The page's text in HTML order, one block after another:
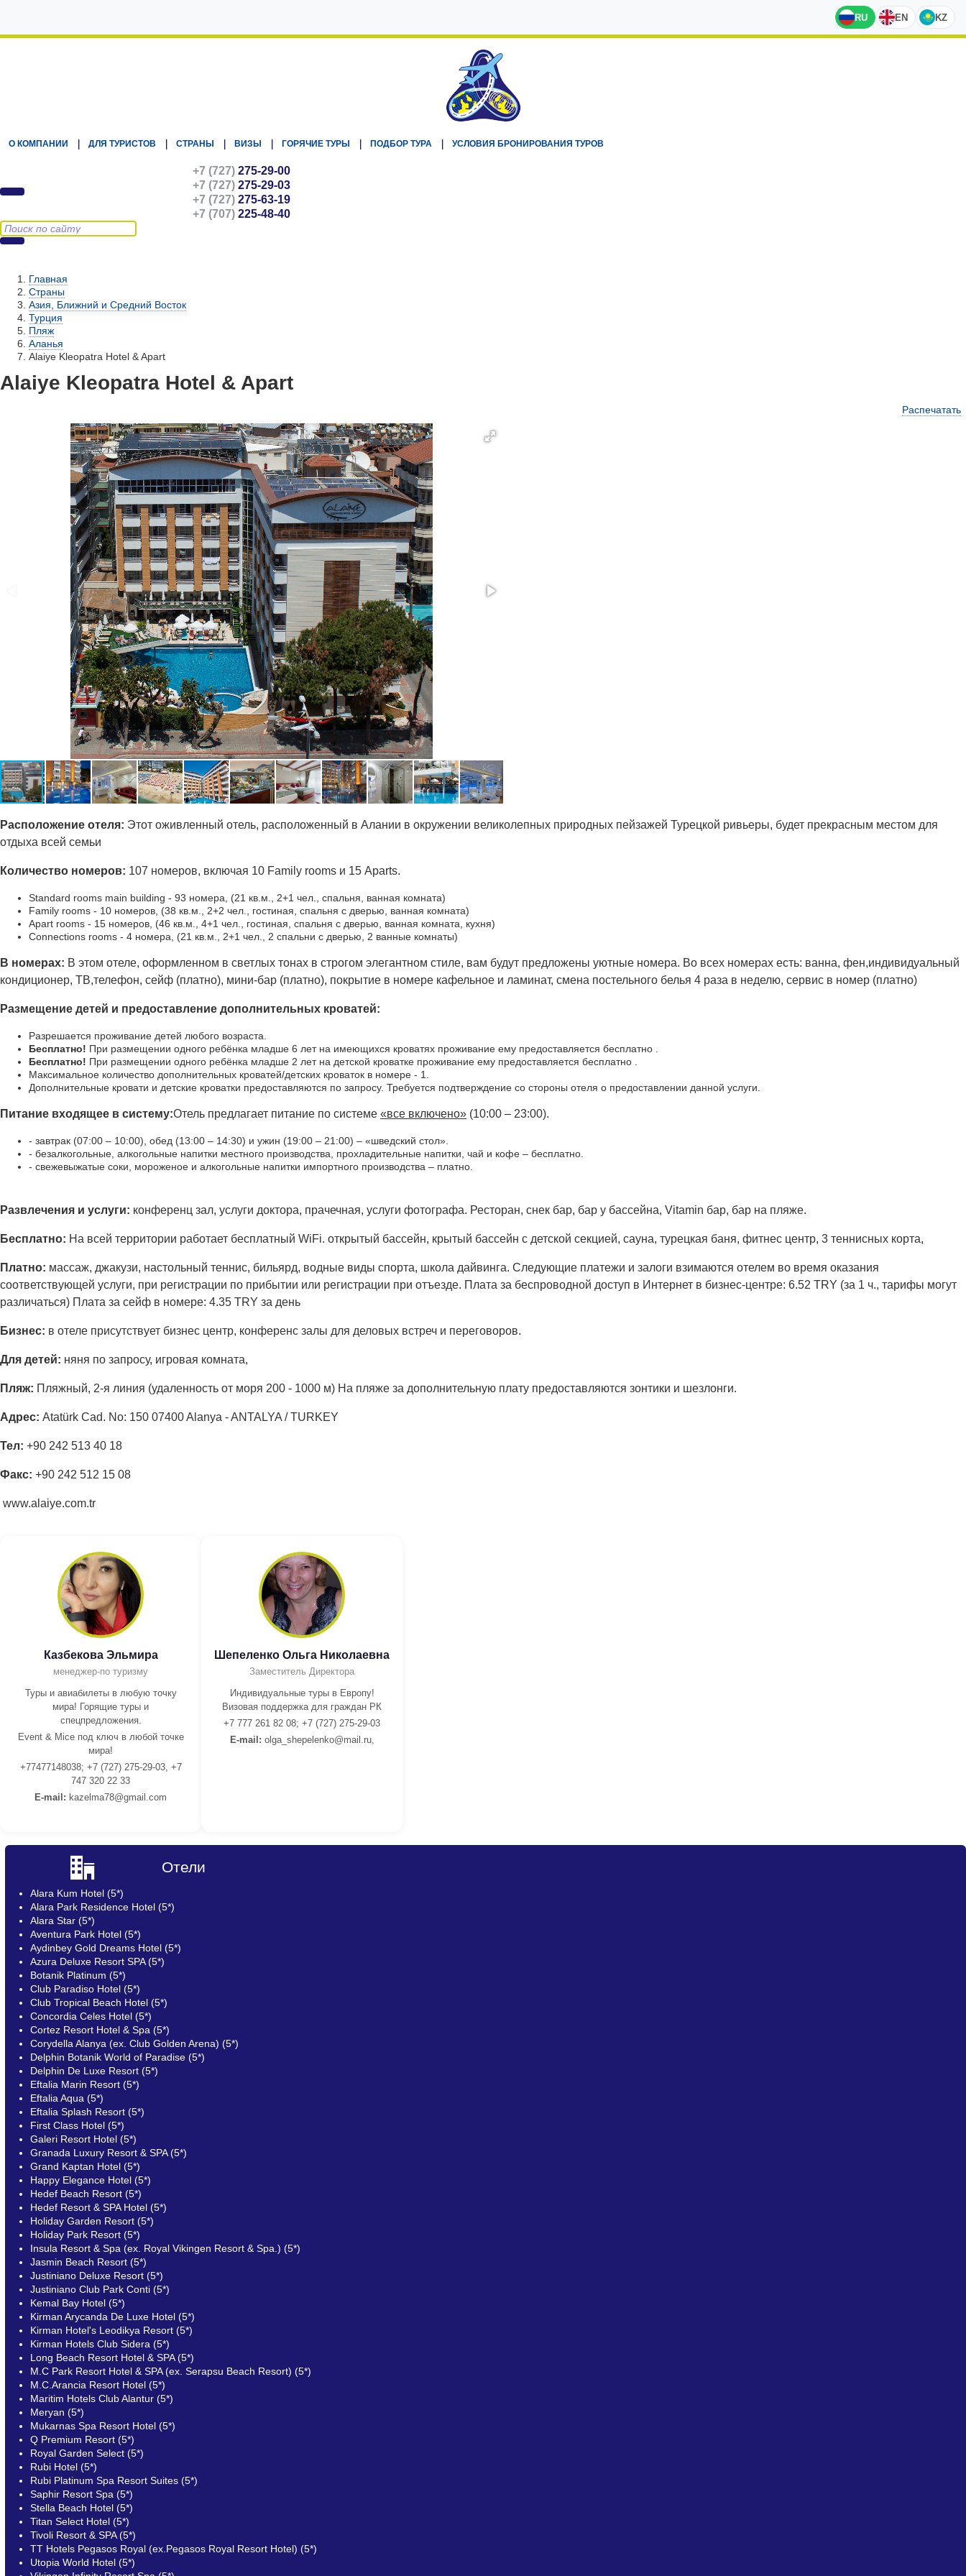
RU EN KZ
О КОМПАНИИ ДЛЯ ТУРИСТОВ СТРАНЫ ВИЗЫ ГОРЯЧИЕ ТУРЫ ПОДБОР ТУРА УСЛОВИЯ БРОНИРОВАНИЯ ТУРОВ
+7 (727) 275-29-00
+7 (727) 275-29-03
+7 (727) 275-63-19
+7 (707) 225-48-40
Главная
Страны
Азия, Ближний и Средний Восток
Турция
Пляж
Аланья
Alaiye Kleopatra Hotel & Apart
Alaiye Kleopatra Hotel & Apart
Распечатать
Расположение отеля: Этот оживленный отель, расположенный в Алании в окружении великолепных природных пейзажей Турецкой ривьеры, будет прекрасным местом для
отдыха всей семьи
Количество номеров: 107 номеров, включая 10 Family rooms и 15 Aparts.
Standard rooms main building - 93 номера, (21 кв.м., 2+1 чел., спальня, ванная комната)
Family rooms - 10 номеров, (38 кв.м., 2+2 чел., гостиная, спальня с дверью, ванная комната)
Apart rooms - 15 номеров, (46 кв.м., 4+1 чел., гостиная, спальня с дверью, ванная комната, кухня)
Connections rooms - 4 номера, (21 кв.м., 2+1 чел., 2 спальни с дверью, 2 ванные комнаты)
В номерах: В этом отеле, оформленном в светлых тонах в строгом элегантном стиле, вам будут предложены уютные номера. Во всех номерах есть: ванна, фен,индивидуальный
кондиционер, ТВ,телефон, сейф (платно), мини-бар (платно), покрытие в номере кафельное и ламинат, смена постельного белья 4 раза в неделю, сервис в номер (платно)
Размещение детей и предоставление дополнительных кроватей:
Разрешается проживание детей любого возраста.
Бесплатно! При размещении одного ребёнка младше 6 лет на имеющихся кроватях проживание ему предоставляется бесплатно .
Бесплатно! При размещении одного ребёнка младше 2 лет на детской кроватке проживание ему предоставляется бесплатно .
Максимальное количество дополнительных кроватей/детских кроваток в номере - 1.
Дополнительные кровати и детские кроватки предоставляются по запросу. Требуется подтверждение со стороны отеля о предоставлении данной услуги.
Питание входящее в систему:Отель предлагает питание по системе «все включено» (10:00 – 23:00).
- завтрак (07:00 – 10:00), обед (13:00 – 14:30) и ужин (19:00 – 21:00) – «шведский стол».
- безалкогольные, алкогольные напитки местного производства, прохладительные напитки, чай и кофе – бесплатно.
- свежевыжатые соки, мороженое и алкогольные напитки импортного производства – платно.
Развлечения и услуги: конференц зал, услуги доктора, прачечная, услуги фотографа. Ресторан, снек бар, бар у бассейна, Vitamin бар, бар на пляже.
Бесплатно: На всей территории работает бесплатный WiFi. открытый бассейн, крытый бассейн с детской секцией, сауна, турецкая баня, фитнес центр, 3 теннисных корта,
Платно: массаж, джакузи, настольный теннис, бильярд, водные виды спорта, школа дайвинга. Следующие платежи и залоги взимаются отелем во время оказания
соответствующей услуги, при регистрации по прибытии или регистрации при отъезде. Плата за беспроводной доступ в Интернет в бизнес-центре: 6.52 TRY (за 1 ч., тарифы могут
различаться) Плата за сейф в номере: 4.35 TRY за день
Бизнес: в отеле присутствует бизнес центр, конференс залы для деловых встреч и переговоров.
Для детей: няня по запросу, игровая комната,
Пляж: Пляжный, 2-я линия (удаленность от моря 200 - 1000 м) На пляже за дополнительную плату предоставляются зонтики и шезлонги.
Адрес: Atatürk Cad. No: 150 07400 Alanya - ANTALYA / TURKEY
Тел: +90 242 513 40 18
Факс: +90 242 512 15 08
www.alaiye.com.tr
Казбекова Эльмира
менеджер-по туризму
Туры и авиабилеты в любую точку
мира! Горящие туры и
спецпредложения.
Event & Mice под ключ в любой точке
мира!
+77477148038; +7 (727) 275-29-03, +7
747 320 22 33
E-mail: kazelma78@gmail.com
Шепеленко Ольга Николаевна
Заместитель Директора
Индивидуальные туры в Европу!
Визовая поддержка для граждан РК
+7 777 261 82 08; +7 (727) 275-29-03
E-mail: olga_shepelenko@mail.ru,
Отели
Alara Kum Hotel (5*)
Alara Park Residence Hotel (5*)
Alara Star (5*)
Aventura Park Hotel (5*)
Aydinbey Gold Dreams Hotel (5*)
Azura Deluxe Resort SPA (5*)
Botanik Platinum (5*)
Club Paradiso Hotel (5*)
Club Tropical Beach Hotel (5*)
Concordia Celes Hotel (5*)
Cortez Resort Hotel & Spa (5*)
Corydella Alanya (ex. Club Golden Arena) (5*)
Delphin Botanik World of Paradise (5*)
Delphin De Luxe Resort (5*)
Eftalia Marin Resort (5*)
Eftalia Aqua (5*)
Eftalia Splash Resort (5*)
First Class Hotel (5*)
Galeri Resort Hotel (5*)
Granada Luxury Resort & SPA (5*)
Grand Kaptan Hotel (5*)
Happy Elegance Hotel (5*)
Hedef Beach Resort (5*)
Hedef Resort & SPA Hotel (5*)
Holiday Garden Resort (5*)
Holiday Park Resort (5*)
Insula Resort & Spa (ex. Royal Vikingen Resort & Spa.) (5*)
Jasmin Beach Resort (5*)
Justiniano Deluxe Resort (5*)
Justiniano Club Park Conti (5*)
Kemal Bay Hotel (5*)
Kirman Arycanda De Luxe Hotel (5*)
Kirman Hotel's Leodikya Resort (5*)
Kirman Hotels Club Sidera (5*)
Long Beach Resort Hotel & SPA (5*)
M.C Park Resort Hotel & SPA (ex. Serapsu Beach Resort) (5*)
M.C.Arancia Resort Hotel (5*)
Maritim Hotels Club Alantur (5*)
Meryan (5*)
Mukarnas Spa Resort Hotel (5*)
Q Premium Resort (5*)
Royal Garden Select (5*)
Rubi Hotel (5*)
Rubi Platinum Spa Resort Suites (5*)
Saphir Resort Spa (5*)
Stella Beach Hotel (5*)
Titan Select Hotel (5*)
Tivoli Resort & SPA (5*)
TT Hotels Pegasos Royal (ex.Pegasos Royal Resort Hotel) (5*)
Utopia World Hotel (5*)